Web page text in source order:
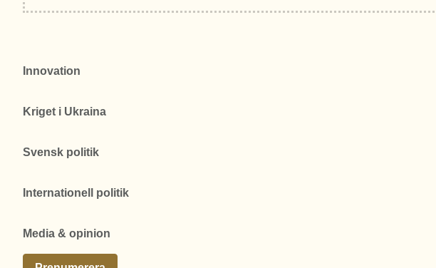
Innovation
Kriget i Ukraina
Svensk politik
Internationell politik
Media & opinion